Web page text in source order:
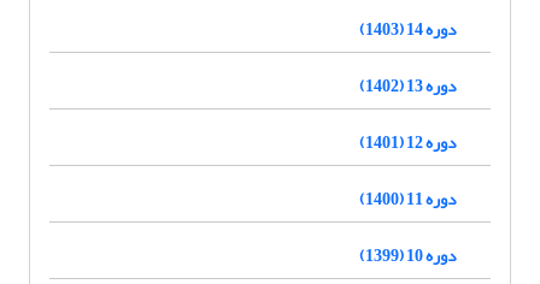
دوره 14 (1403)
دوره 13 (1402)
دوره 12 (1401)
دوره 11 (1400)
دوره 10 (1399)